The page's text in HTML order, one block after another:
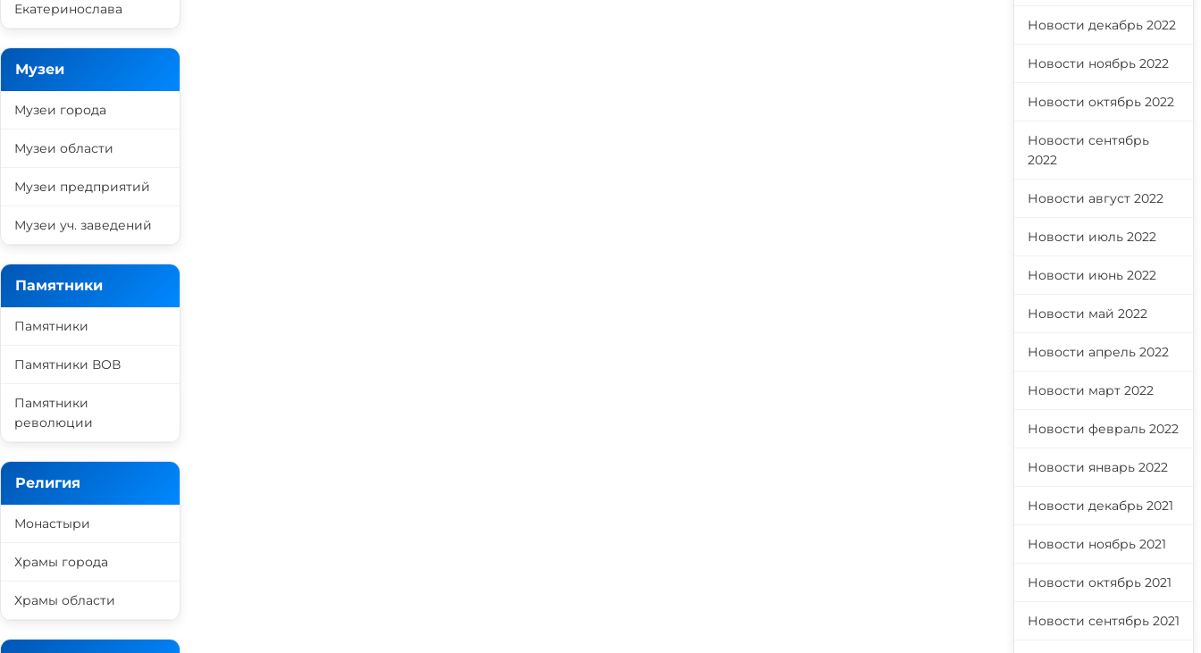
Екатеринослава
Музеи
Музеи города
Музеи области
Музеи предприятий
Музеи уч. заведений
Памятники
Памятники
Памятники ВОВ
Памятники
революции
Религия
Монастыри
Храмы города
Храмы области
Новости декабрь 2022
Новости ноябрь 2022
Новости октябрь 2022
Новости сентябрь
2022
Новости август 2022
Новости июль 2022
Новости июнь 2022
Новости май 2022
Новости апрель 2022
Новости март 2022
Новости февраль 2022
Новости январь 2022
Новости декабрь 2021
Новости ноябрь 2021
Новости октябрь 2021
Новости сентябрь 2021